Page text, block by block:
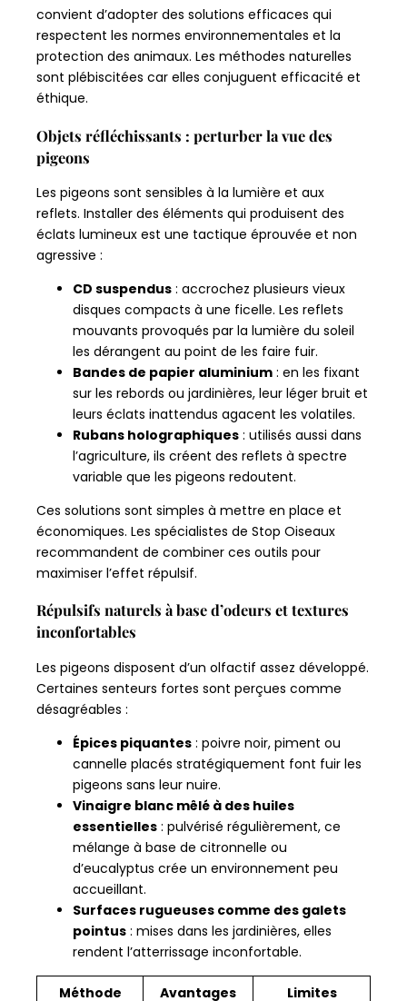
convient d’adopter des solutions efficaces qui
respectent les normes environnementales et la
protection des animaux. Les méthodes naturelles
sont plébiscitées car elles conjuguent efficacité et
éthique.
Objets réfléchissants : perturber la vue des
pigeons
Les pigeons sont sensibles à la lumière et aux
reflets. Installer des éléments qui produisent des
éclats lumineux est une tactique éprouvée et non
agressive :
CD suspendus : accrochez plusieurs vieux
disques compacts à une ficelle. Les reflets
mouvants provoqués par la lumière du soleil
les dérangent au point de les faire fuir.
Bandes de papier aluminium : en les fixant
sur les rebords ou jardinières, leur léger bruit et
leurs éclats inattendus agacent les volatiles.
Rubans holographiques : utilisés aussi dans
l’agriculture, ils créent des reflets à spectre
variable que les pigeons redoutent.
Ces solutions sont simples à mettre en place et
économiques. Les spécialistes de Stop Oiseaux
recommandent de combiner ces outils pour
maximiser l’effet répulsif.
Répulsifs naturels à base d’odeurs et textures
inconfortables
Les pigeons disposent d’un olfactif assez développé.
Certaines senteurs fortes sont perçues comme
désagréables :
Épices piquantes : poivre noir, piment ou
cannelle placés stratégiquement font fuir les
pigeons sans leur nuire.
Vinaigre blanc mêlé à des huiles
essentielles : pulvérisé régulièrement, ce
mélange à base de citronnelle ou
d’eucalyptus crée un environnement peu
accueillant.
Surfaces rugueuses comme des galets
pointus : mises dans les jardinières, elles
rendent l’atterrissage inconfortable.
Méthode Avantages Limites